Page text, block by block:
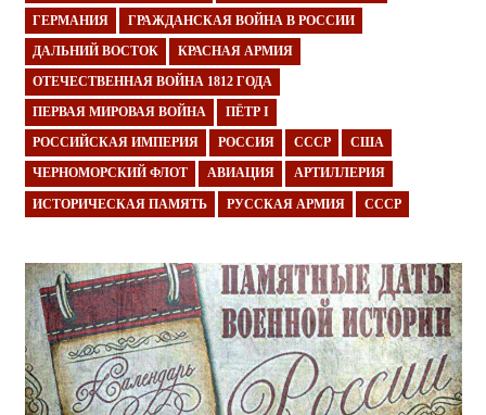
ГЕРМАНИЯ ГРАЖДАНСКАЯ ВОЙНА В РОССИИ
ДАЛЬНИЙ ВОСТОК КРАСНАЯ АРМИЯ
ОТЕЧЕСТВЕННАЯ ВОЙНА 1812 ГОДА
ПЕРВАЯ МИРОВАЯ ВОЙНА ПЁТР I
РОССИЙСКАЯ ИМПЕРИЯ РОССИЯ СССР США
ЧЕРНОМОРСКИЙ ФЛОТ АВИАЦИЯ АРТИЛЛЕРИЯ
ИСТОРИЧЕСКАЯ ПАМЯТЬ РУССКАЯ АРМИЯ СССР